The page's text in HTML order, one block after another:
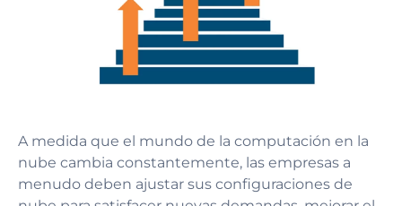
A medida que el mundo de la computación en la
nube cambia constantemente, las empresas a
menudo deben ajustar sus configuraciones de